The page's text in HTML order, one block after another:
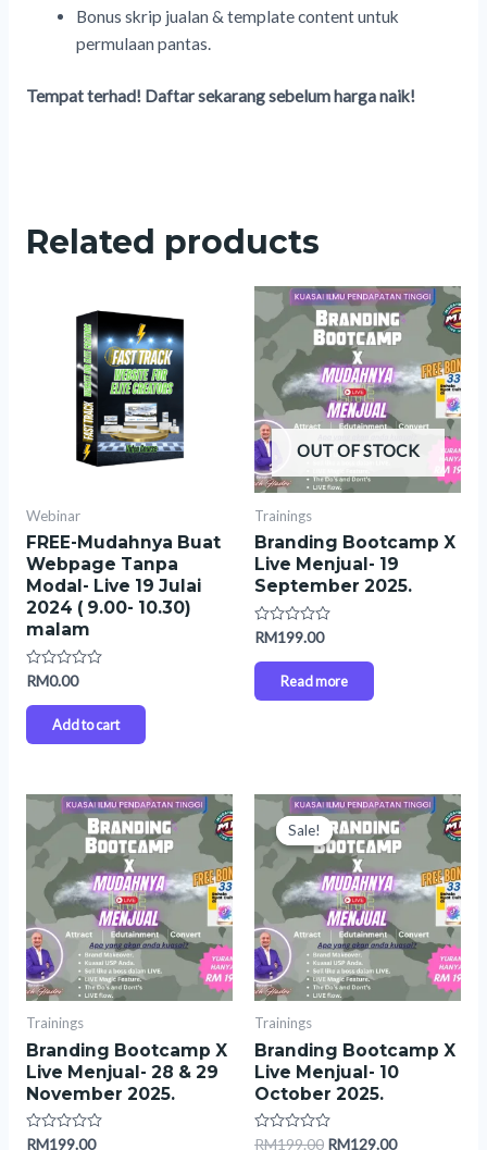
Bonus skrip jualan & template content untuk
permulaan pantas.
Tempat terhad! Daftar sekarang sebelum harga naik!
Related products
Webinar
FREE-Mudahnya Buat
Webpage Tanpa
Modal- Live 19 Julai
2024 ( 9.00- 10.30)
malam
Rated
out
RM0.00
Add to cart
OUT OF STOCK
Trainings
Branding Bootcamp X
Live Menjual- 19
September 2025.
Rated
out
RM199.00
Read more
Trainings
Branding Bootcamp X
Live Menjual- 28 & 29
November 2025.
Rated
RM199.00
Sale!
Sale!
Trainings
Branding Bootcamp X
Live Menjual- 10
October 2025.
Rated
RM199.00
Original
price
was:
RM199.00.
RM129.00
Current
price
is:
RM129.00.